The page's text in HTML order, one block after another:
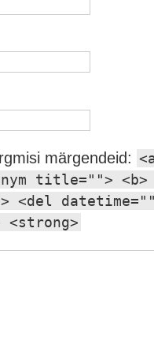
märgendeid:
title=""> <b>
<del